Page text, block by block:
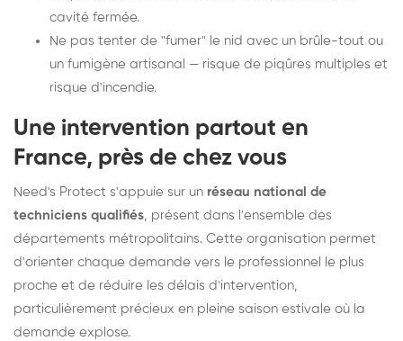
cavité fermée.
Ne pas tenter de "fumer" le nid avec un brûle-tout ou
un fumigène artisanal — risque de piqûres multiples et
risque d'incendie.
Une intervention partout en
France, près de chez vous
Need's Protect s'appuie sur un réseau national de
techniciens qualifiés, présent dans l'ensemble des
départements métropolitains. Cette organisation permet
d'orienter chaque demande vers le professionnel le plus
proche et de réduire les délais d'intervention,
particulièrement précieux en pleine saison estivale où la
demande explose.